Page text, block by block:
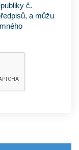
č.
a můžu